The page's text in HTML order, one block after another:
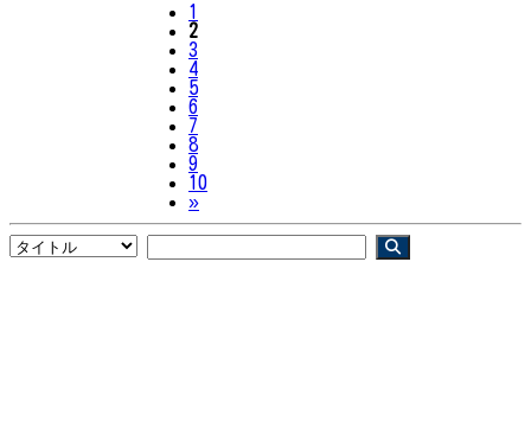
1
2
3
4
5
6
7
8
9
10
»Next